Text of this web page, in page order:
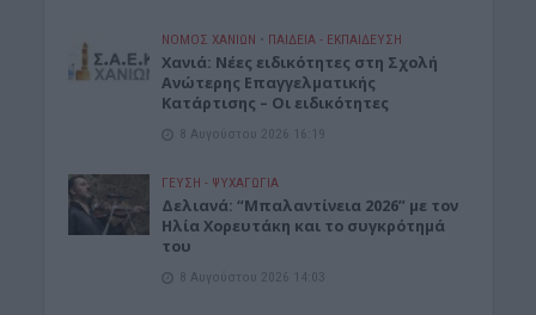
ΝΟΜΌΣ ΧΑΝΊΩΝ • ΠΑΙΔΕΙΑ - ΕΚΠΑΙΔΕΥΣΗ
Χανιά: Νέες ειδικότητες στη Σχολή
Ανώτερης Επαγγελματικής
Κατάρτισης – Οι ειδικότητες
8 Αυγούστου 2026 16:19
ΓΕΎΣΗ - ΨΥΧΑΓΩΓΊΑ
Δελιανά: “Μπαλαντίνεια 2026” με τον
Ηλία Χορευτάκη και το συγκρότημά
του
8 Αυγούστου 2026 14:03